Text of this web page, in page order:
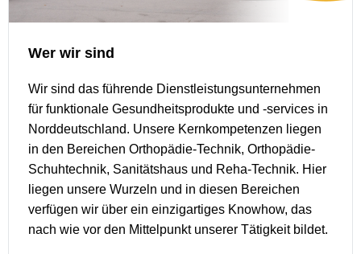
Wer wir sind
Wir sind das führende Dienstleistungsunternehmen
für funktionale Gesundheitsprodukte und -services in
Norddeutschland. Unsere Kernkompetenzen liegen
in den Bereichen Orthopädie-Technik, Orthopädie-
Schuhtechnik, Sanitätshaus und Reha-Technik. Hier
liegen unsere Wurzeln und in diesen Bereichen
verfügen wir über ein einzigartiges Knowhow, das
nach wie vor den Mittelpunkt unserer Tätigkeit bildet.